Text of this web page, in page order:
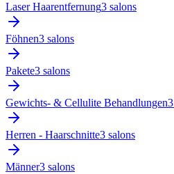
Laser Haarentfernung3 salons
Föhnen3 salons
Pakete3 salons
Gewichts- & Cellulite Behandlungen3
Herren - Haarschnitte3 salons
Männer3 salons